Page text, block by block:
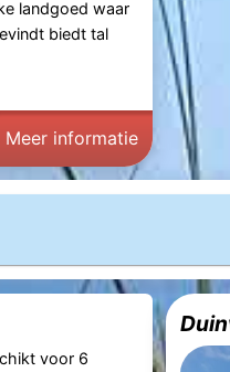
landgoed waar
biedt tal
Meer informatie
voor 6